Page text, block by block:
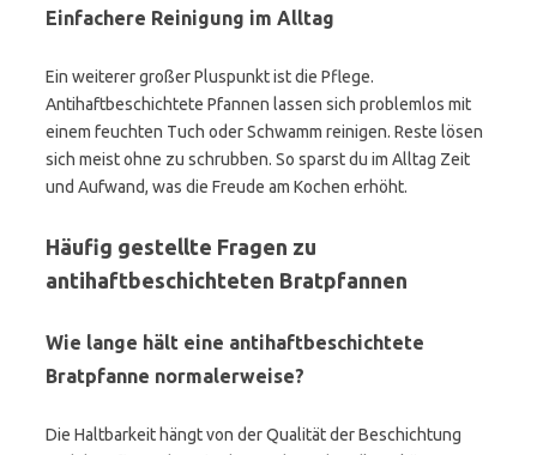
Einfachere Reinigung im Alltag
Ein weiterer großer Pluspunkt ist die Pflege.
Antihaftbeschichtete Pfannen lassen sich problemlos mit
einem feuchten Tuch oder Schwamm reinigen. Reste lösen
sich meist ohne zu schrubben. So sparst du im Alltag Zeit
und Aufwand, was die Freude am Kochen erhöht.
Häufig gestellte Fragen zu
antihaftbeschichteten Bratpfannen
Wie lange hält eine antihaftbeschichtete
Bratpfanne normalerweise?
Die Haltbarkeit hängt von der Qualität der Beschichtung